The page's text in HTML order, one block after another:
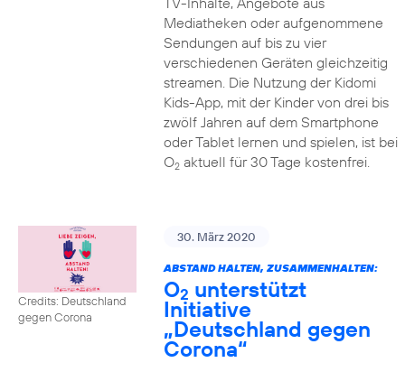
Mediatheken oder aufgenommene
Sendungen auf bis zu vier
verschiedenen Geräten gleichzeitig
streamen. Die Nutzung der Kidomi
Kids-App, mit der Kinder von drei bis
zwölf Jahren auf dem Smartphone
oder Tablet lernen und spielen, ist bei
O2aktuell für 30 Tage kostenfrei.
Credits: Deutschland
gegen Corona
30. März 2020
ABSTAND HALTEN, ZUSAMMENHALTEN:
O2 unterstützt
Initiative
„Deutschland gegen
Corona“